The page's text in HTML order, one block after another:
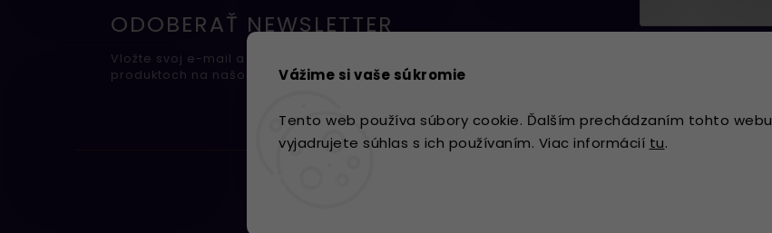
Vážime si vaše súkromie
Tento web používa súbory cookie. Ďalším prechádzaním tohto webu
vyjadrujete súhlas s ich používaním. Viac informácií tu.
ODOBERAŤ NEWSLETTER
Vložte svoj e-mail a my Vám budeme zasielať informácie o nových
produktoch na našom e-shope.